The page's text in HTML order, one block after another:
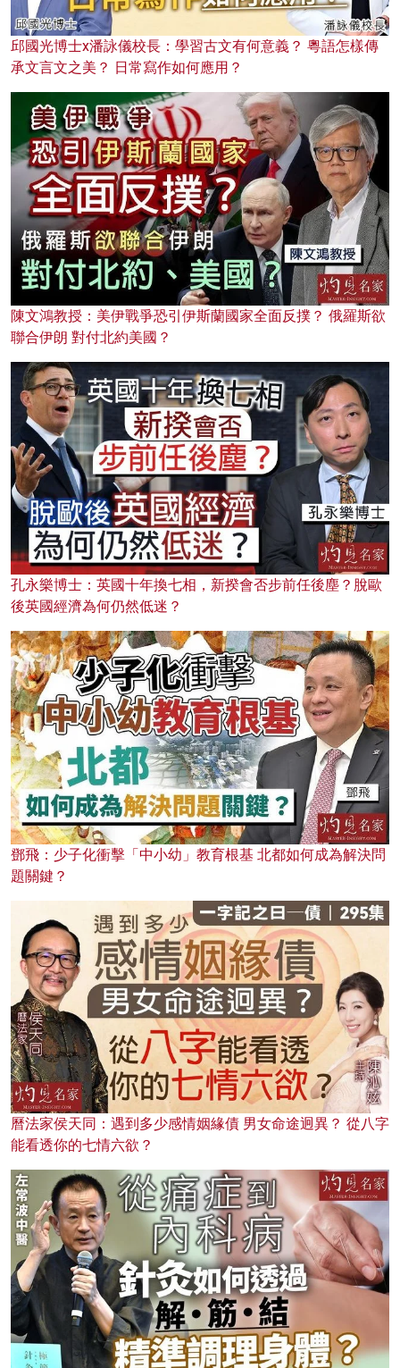
邱國光博士x潘詠儀校長：學習古文有何意義？ 粵語怎樣傳
承文言文之美？ 日常寫作如何應用？
陳文鴻教授：美伊戰爭恐引伊斯蘭國家全面反撲？ 俄羅斯欲
聯合伊朗 對付北約美國？
孔永樂博士：英國十年換七相，新揆會否步前任後塵？脫歐
後英國經濟為何仍然低迷？
鄧飛：少子化衝擊「中小幼」教育根基 北都如何成為解決問
題關鍵？
曆法家侯天同：遇到多少感情姻緣債 男女命途迥異？ 從八字
能看透你的七情六欲？